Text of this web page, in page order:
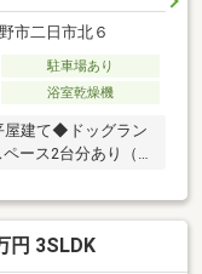
市二日市北６
駐車場あり
浴室乾燥機
屋建て◆ドッグラン
ース2台分あり（1
円 3SLDK